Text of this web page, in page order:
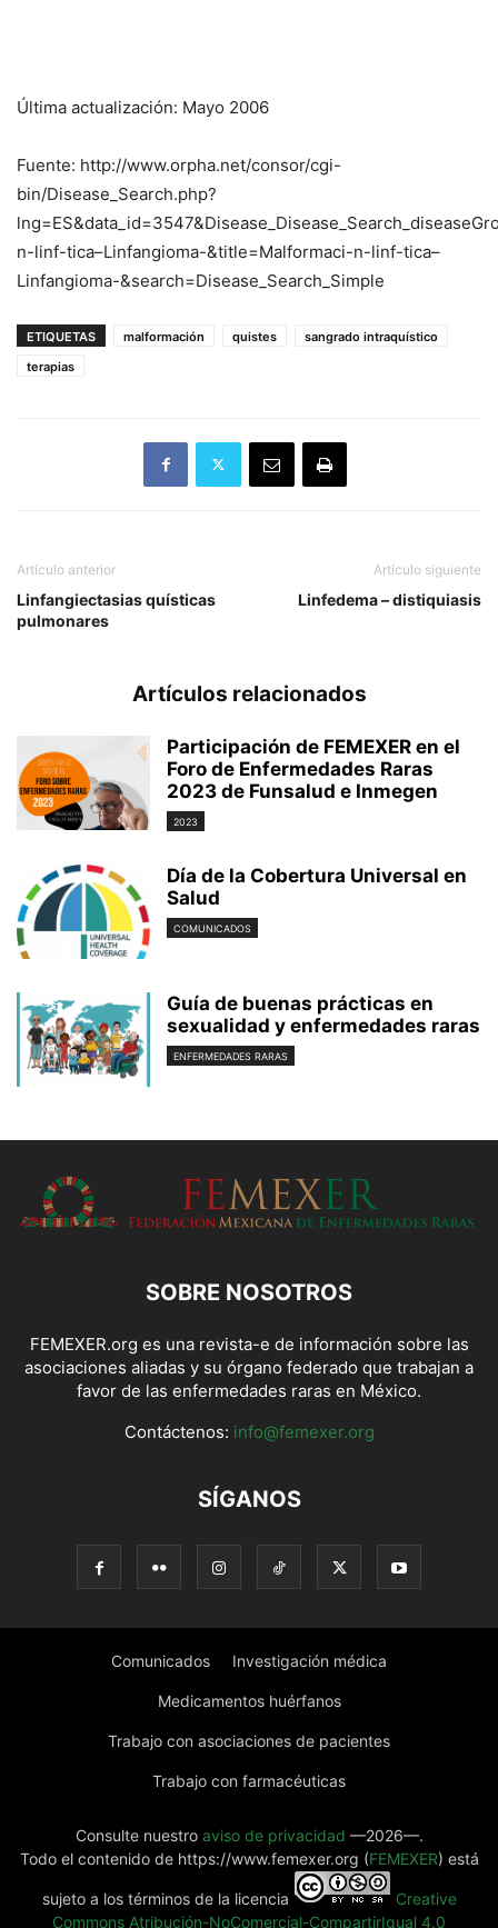
Última actualización: Mayo 2006
Fuente: http://www.orpha.net/consor/cgi-
bin/Disease_Search.php?
n-linf-tica–Linfangioma-&title=Malformaci-n-linf-tica–
Linfangioma-&search=Disease_Search_Simple
ETIQUETAS malformación quistes
sangrado intraquístico
terapias
Artículo anterior
Linfangiectasias quísticas
pulmonares
Artículo siguiente
Linfedema – distiquiasis
Artículos relacionados
Participación de FEMEXER en el
Foro de Enfermedades Raras
2023 de Funsalud e Inmegen
2023
Día de la Cobertura Universal en
Salud
COMUNICADOS
Guía de buenas prácticas en
sexualidad y enfermedades raras
ENFERMEDADES RARAS
SOBRE NOSOTROS
FEMEXER.org es una revista-e de información sobre las
asociaciones aliadas y su órgano federado que trabajan a
favor de las enfermedades raras en México.
Contáctenos: info@femexer.org
SÍGANOS
Comunicados Investigación médica
Medicamentos huérfanos
Trabajo con asociaciones de pacientes
Trabajo con farmacéuticas
Consulte nuestro aviso de privacidad —2026—.
Todo el contenido de https://www.femexer.org (FEMEXER) está
sujeto a los términos de la licencia
Creative
Commons Atribución-NoComercial-CompartirIgual 4.0